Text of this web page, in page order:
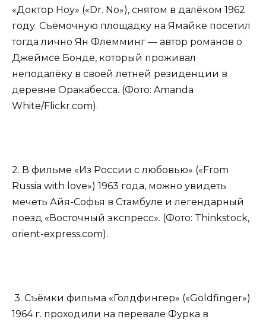
«Доктор Ноу» («Dr. No»), снятом в далёком 1962
году. Съёмочную площадку на Ямайке посетил
тогда лично Ян Флемминг — автор романов о
Джеймсе Бонде, который проживал
неподалёку в своей летней резиденции в
деревне Оракабесса. (Фото: Amanda
White/Flickr.com).
2. В фильме «Из России с любовью» («From
Russia with love») 1963 года, можно увидеть
мечеть Айя-Софья в Стамбуле и легендарный
поезд «Восточный экспресс». (Фото: Thinkstock,
orient-express.​com).
3. Съёмки фильма «Голдфингер» («Goldfinger»)
1964 г. проходили на перевале Фурка в